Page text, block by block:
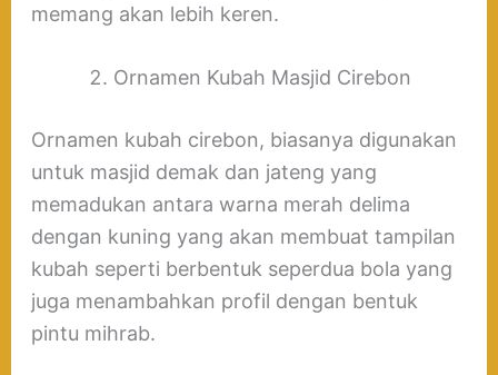
memang akan lebih keren.
Ornamen Kubah Masjid Cirebon
Ornamen kubah cirebon, biasanya digunakan
untuk masjid demak dan jateng yang
memadukan antara warna merah delima
dengan kuning yang akan membuat tampilan
kubah seperti berbentuk seperdua bola yang
juga menambahkan profil dengan bentuk
pintu mihrab.